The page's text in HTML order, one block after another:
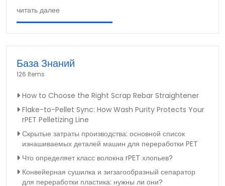
читать далее
База Знаний
126 Items
How to Choose the Right Scrap Rebar Straightener
Flake-to-Pellet Sync: How Wash Purity Protects Your
rPET Pelletizing Line
Скрытые затраты производства: основной список
изнашиваемых деталей машин для переработки PET
Что определяет класс волокна rPET хлопьев?
Конвейерная сушилка и зигзагообразный сепаратор
для переработки пластика: нужны ли они?